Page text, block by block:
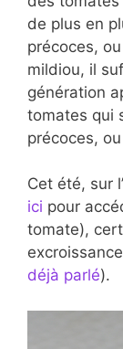
de plus en
précoces,
mildiou, il
génération
tomates qui
précoces,
Cet été, sur
ici pour
tomate),
déjà parlé).